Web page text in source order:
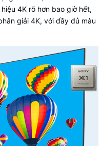
4K rõ hơn bao giờ hết,
giải 4K, với đầy đủ màu